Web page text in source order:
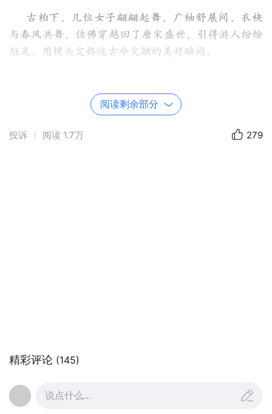
古柏下，几位女子翩翩起舞，广袖舒展间，衣袂
与春风共舞，仿佛穿越回了唐宋盛世，引得游人纷纷
驻足，用镜头定格这古今交融的美好瞬间。
从岱庙出发，一路向泰山之巅前行，沿途的风光渐
渐从古朴庄重转向雄奇壮阔。
游多了几分接地气的烟火气。
抵达岱顶时，已经进12点，阳光顶光，远处的群
阅读剩余部分
投诉 阅读 1.7万 279
精彩评论 (145)
说点什么...